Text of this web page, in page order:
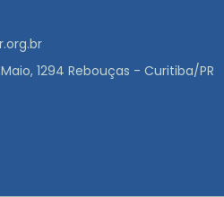
1294 Rebouças - Curitiba/PR